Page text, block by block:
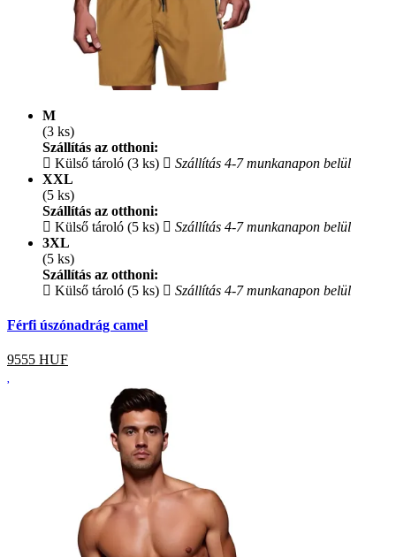
M
(3 ks)
Szállítás az otthoni:
Külső tároló (3 ks)
Szállítás 4-7 munkanapon belül
XXL
(5 ks)
Szállítás az otthoni:
Külső tároló (5 ks)
Szállítás 4-7 munkanapon belül
3XL
(5 ks)
Szállítás az otthoni:
Külső tároló (5 ks)
Szállítás 4-7 munkanapon belül
Férfi úszónadrág camel
9555 HUF